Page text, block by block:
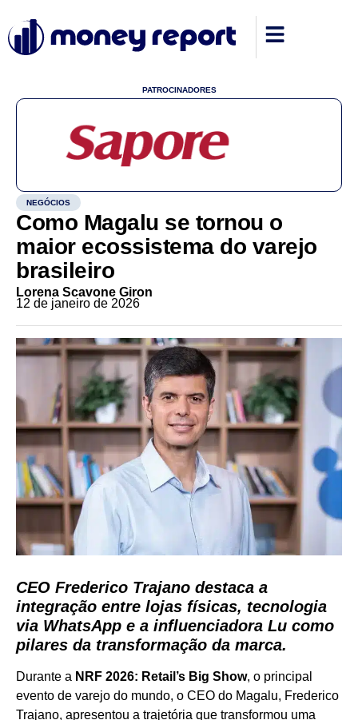
PATROCINADORES
NEGÓCIOS
Como Magalu se tornou o
maior ecossistema do varejo
brasileiro
Lorena Scavone Giron
12 de janeiro de 2026
CEO Frederico Trajano destaca a
integração entre lojas físicas, tecnologia
via WhatsApp e a influenciadora Lu como
pilares da transformação da marca.
Durante a NRF 2026: Retail’s Big Show, o principal
evento de varejo do mundo, o CEO do Magalu, Frederico
Trajano, apresentou a trajetória que transformou uma